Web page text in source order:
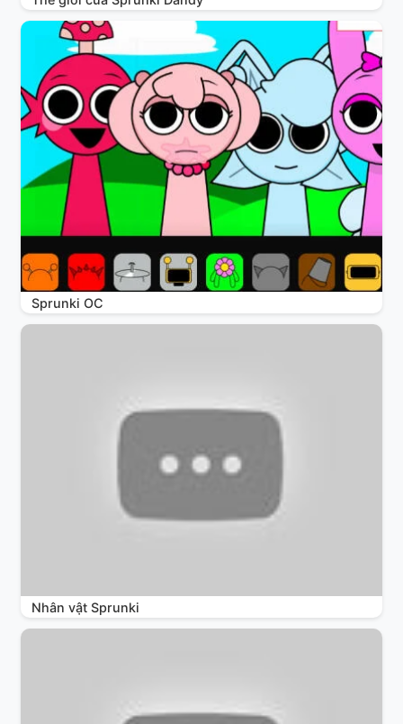
Sprunki OC
Nhân vật Sprunki